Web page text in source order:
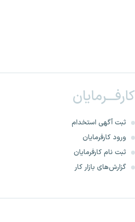
کارفـــرمایان
ثبت آگهی استخدام
ورود کارفرمایان
ثبت نام کارفرمایان
گزارش‌های بازار کار